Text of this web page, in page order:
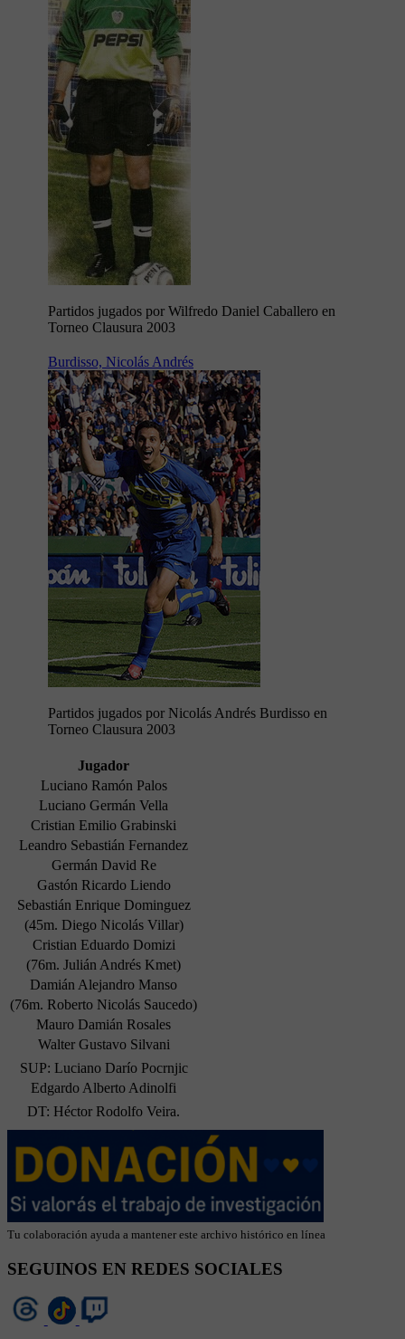
Partidos jugados por Wilfredo Daniel Caballero en
Torneo Clausura 2003
Burdisso, Nicolás Andrés
Partidos jugados por Nicolás Andrés Burdisso en
Torneo Clausura 2003
Jugador
Luciano Ramón Palos
Luciano Germán Vella
Cristian Emilio Grabinski
Leandro Sebastián Fernandez
Germán David Re
Gastón Ricardo Liendo
Sebastián Enrique Dominguez
(45m. Diego Nicolás Villar)
Cristian Eduardo Domizi
(76m. Julián Andrés Kmet)
Damián Alejandro Manso
(76m. Roberto Nicolás Saucedo)
Mauro Damián Rosales
Walter Gustavo Silvani
SUP: Luciano Darío Pocrnjic
Edgardo Alberto Adinolfi
DT: Héctor Rodolfo Veira.
Tu colaboración ayuda a mantener este archivo histórico en línea
SEGUINOS EN REDES SOCIALES